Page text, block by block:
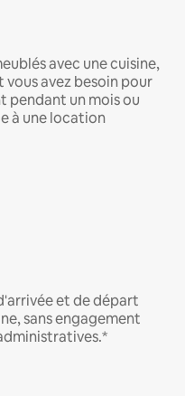
avec une cuisine,
avez besoin pour
pendant un mois ou
à une location
et de départ
sans engagement